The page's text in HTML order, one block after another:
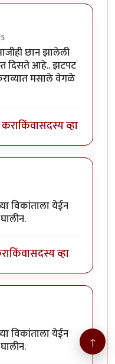
दिनेशछान झालेली
दिसते आहे.. झटपट
मसाले वेगळे
किंवासदस्य व्हा
विकांताला येईन
किंवासदस्य व्हा
विकांताला येईन ↑